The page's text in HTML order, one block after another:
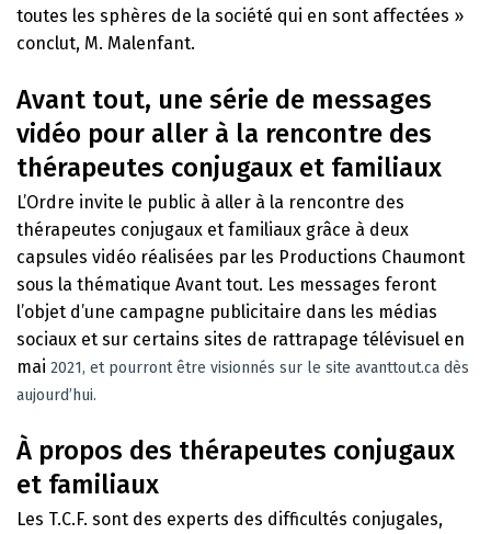
toutes les sphères de la société qui en sont affectées »
conclut, M. Malenfant.
Avant tout, une série de messages
vidéo pour aller à la rencontre des
thérapeutes conjugaux et familiaux
L’Ordre invite le public à aller à la rencontre des
thérapeutes conjugaux et familiaux grâce à deux
capsules vidéo réalisées par les Productions Chaumont
sous la thématique Avant tout. Les messages feront
l’objet d’une campagne publicitaire dans les médias
sociaux et sur certains sites de rattrapage télévisuel en
mai 2021, etpourront être visionnés sur le site avanttout.ca dès
aujourd’hui.
À propos des thérapeutes conjugaux
et familiaux
Les T.C.F. sont des experts des difficultés conjugales,